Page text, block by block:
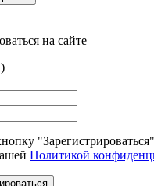
на сайте
Политикой